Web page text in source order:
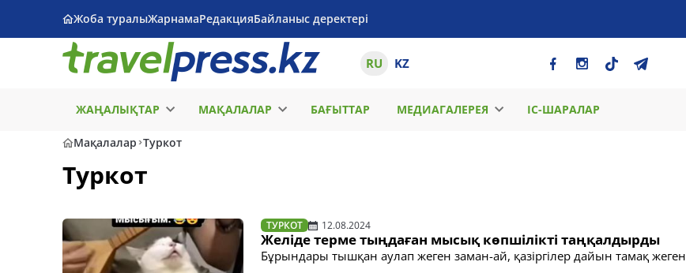
Жоба туралыЖарнамаРедакцияБайланыс деректері
RU KZ
ЖАҢАЛЫҚТАР МАҚАЛАЛАР БАҒЫТТАР МЕДИАГАЛЕРЕЯ ІС-ШАРАЛАР
Мақалалар Туркот
Туркот
ТУРКОТ 12.08.2024
Желіде терме тыңдаған мысық көпшілікті таңқалдырды
Бұрындары тышқан аулап жеген заман-ай, қазіргілер дайын тамақ жеген